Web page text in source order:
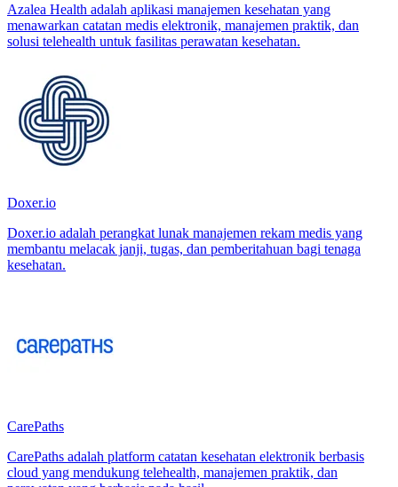
Azalea Health adalah aplikasi manajemen kesehatan yang
menawarkan catatan medis elektronik, manajemen praktik, dan
solusi telehealth untuk fasilitas perawatan kesehatan.
Doxer.io
Doxer.io adalah perangkat lunak manajemen rekam medis yang
membantu melacak janji, tugas, dan pemberitahuan bagi tenaga
kesehatan.
CarePaths
CarePaths adalah platform catatan kesehatan elektronik berbasis
cloud yang mendukung telehealth, manajemen praktik, dan